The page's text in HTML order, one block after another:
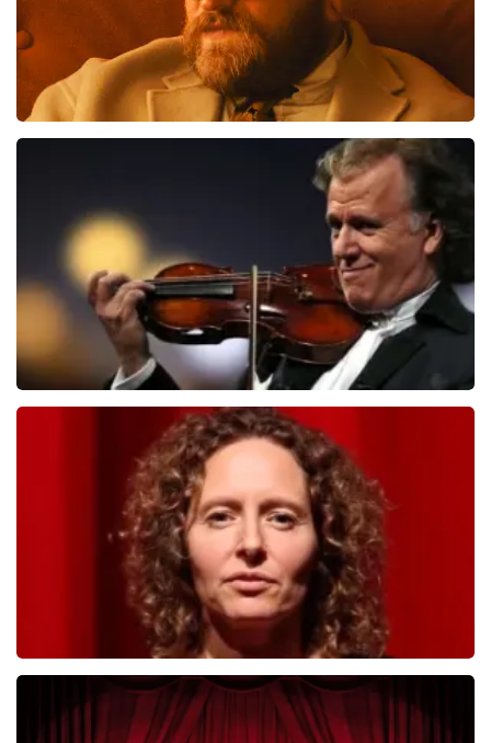
BESTEL NU
Andre Rieu
laatste 30 minuten
BESTEL NU
Esther van der Voort
laatste 30 minuten